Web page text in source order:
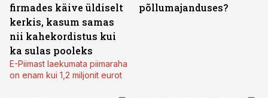
firmades käive üldiselt
kerkis, kasum samas
nii kahekordistus kui
ka sulas pooleks
E-Piimast laekumata piimaraha
on enam kui 1,2 miljonit eurot
põllumajanduses?